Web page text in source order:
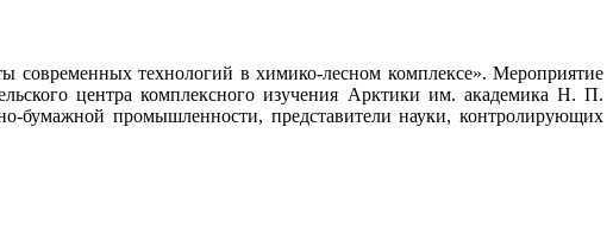
технологий в химико-лесном комплексе». Мероприятие
центра комплексного изучения Арктики им. академика Н. П.
бумажной промышленности, представители науки, контролирующих